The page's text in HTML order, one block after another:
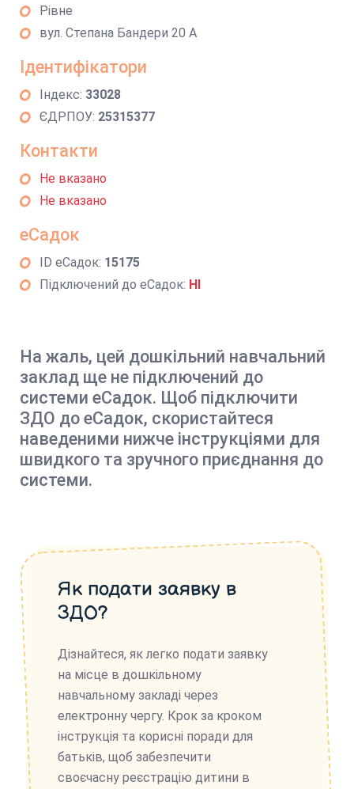
Рівне
вул. Степана Бандери 20 А
Ідентифікатори
Індекс: 33028
ЄДРПОУ: 25315377
Контакти
Не вказано
Не вказано
еСадок
ID еСадок: 15175
Підключений до еСадок: НІ
На жаль, цей дошкільний навчальний
заклад ще не підключений до
системи еСадок. Щоб підключити
ЗДО до еСадок, скористайтеся
наведеними нижче інструкціями для
швидкого та зручного приєднання до
системи.
Як подати заявку в
ЗДО?
Дізнайтеся, як легко подати заявку
на місце в дошкільному
навчальному закладі через
електронну чергу. Крок за кроком
інструкція та корисні поради для
батьків, щоб забезпечити
своєчасну реєстрацію дитини в